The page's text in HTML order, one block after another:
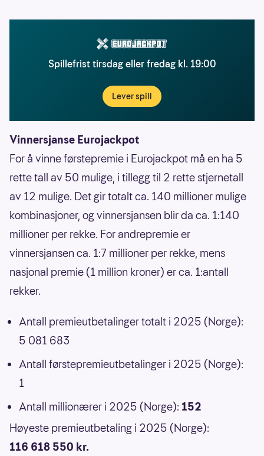
Spillefrist tirsdag eller fredag kl. 19:00
Lever spill
Vinnersjanse Eurojackpot
For å vinne førstepremie i Eurojackpot må en ha 5
rette tall av 50 mulige, i tillegg til 2 rette stjernetall
av 12 mulige. Det gir totalt ca. 140 millioner mulige
kombinasjoner, og vinnersjansen blir da ca. 1:140
millioner per rekke. For andrepremie er
vinnersjansen ca. 1:7 millioner per rekke, mens
nasjonal premie (1 million kroner) er ca. 1:antall
rekker.
Antall premieutbetalinger totalt i 2025 (Norge):
5 081 683
Antall førstepremieutbetalinger i 2025 (Norge):
1
Antall millionærer i 2025 (Norge): 152
Høyeste premieutbetaling i 2025 (Norge):
116 618 550 kr.